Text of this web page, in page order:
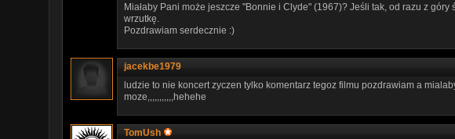
Miałaby Pani może jeszcze "Bonnie i Clyde" (1967)? Jeśli tak, od razu z góry
wrzutkę.
Pozdrawiam serdecznie :)
jacekbe1979
ludzie to nie koncert zyczen tylko komentarz tegoz filmu pozdrawiam a
moze,,,,,,,,,,,hehehe
TomUsh